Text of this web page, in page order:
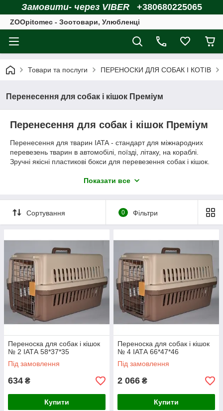
Замовити- через VIBER +380680225065
ZOOpitomec - Зоотовари, Улюбленці
Товари та послуги ПЕРЕНОСКИ ДЛЯ СОБАК І КОТІВ
Перенесення для собак і кішок Преміум
Перенесення для собак і кішок Преміум
Перенесення для тварин IATA - стандарт для міжнародних
перевезень тварин в автомобілі, поїзді, літаку, на кораблі.
Зручні якісні пластикові бокси для перевезення собак і кішок.
нашому інтернет-сайті Зоопитомец. Доставка зоотоварів по
Показати все
Сортування 0 Фільтри
Переноска для собак і кішок
№ 2 ІАТА 58*37*35
Під замовлення
634 ₴
Купити
Переноска для собак і кішок
№ 4 ІАТА 66*47*46
Під замовлення
2 066 ₴
Купити